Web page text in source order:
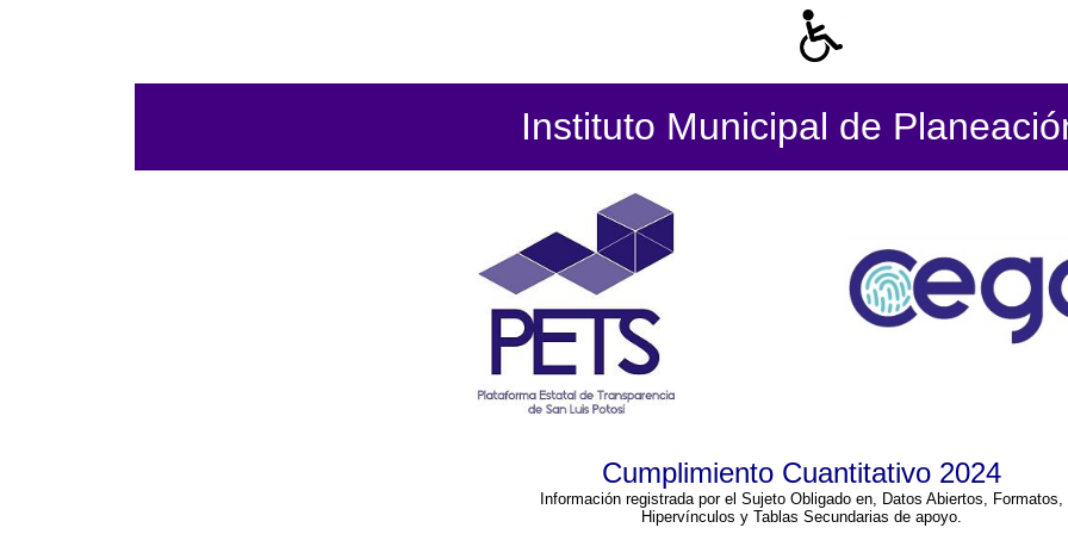
Instituto Municipal de
Cumplimiento Cuantitativo 2024
Información registrada por el Sujeto Obligado en, Datos Abiertos, Formatos,
Hipervínculos y Tablas Secundarias de apoyo.